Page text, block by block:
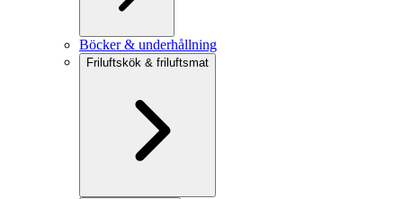
Böcker & underhållning
Friluftskök & friluftsmat